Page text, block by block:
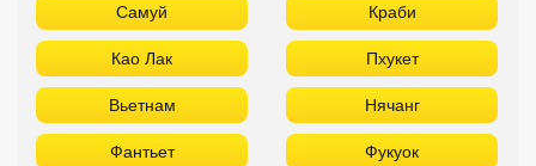
Самуй Краби
Као Лак Пхукет
Вьетнам Нячанг
Фантьет Фукуок